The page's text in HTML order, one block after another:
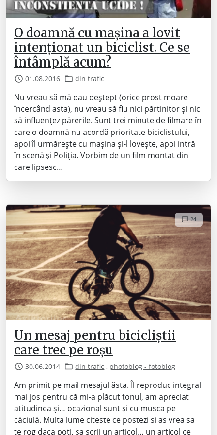
O doamnă cu mașina a lovit
intenționat un biciclist. Ce se
întâmplă acum?
01.08.2016 din trafic
Nu vreau să mă dau deștept (orice prost moare
încercând asta), nu vreau să fiu nici părtinitor și nici
să influențez părerile. Sunt trei minute de filmare în
care o doamnă nu acordă prioritate biciclistului,
apoi îl urmărește cu mașina și-l lovește, apoi intră
în scenă și Poliția. Vorbim de un film montat din
care lipsesc…
24
Un mesaj pentru bicicliștii
care trec pe roșu
30.06.2014 din trafic , photoblog - fotoblog
Am primit pe mail mesajul ăsta. Îl reproduc integral
mai jos pentru că mi-a plăcut tonul, am apreciat
atitudinea și… ocazional sunt și cu musca pe
căciulă. Multa lume citeste ce postezi si as vrea sa
te rog daca poti, sa scrii un articol… un articol ce